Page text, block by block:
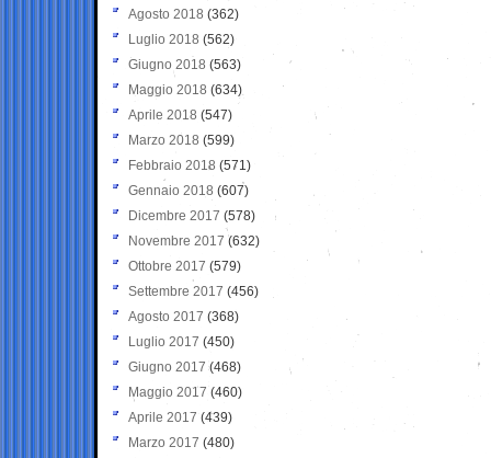
Agosto 2018 (362)
Luglio 2018 (562)
Giugno 2018 (563)
Maggio 2018 (634)
Aprile 2018 (547)
Marzo 2018 (599)
Febbraio 2018 (571)
Gennaio 2018 (607)
Dicembre 2017 (578)
Novembre 2017 (632)
Ottobre 2017 (579)
Settembre 2017 (456)
Agosto 2017 (368)
Luglio 2017 (450)
Giugno 2017 (468)
Maggio 2017 (460)
Aprile 2017 (439)
Marzo 2017 (480)